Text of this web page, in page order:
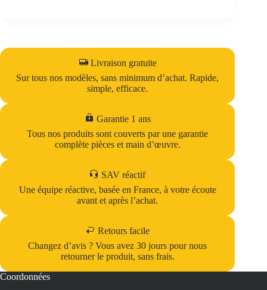
Livraison gratuite
Sur tous nos modèles, sans minimum d’achat. Rapide,
simple, efficace.
Garantie 1 ans
Tous nos produits sont couverts par une garantie
complète pièces et main d’œuvre.
SAV réactif
Une équipe réactive, basée en France, à votre écoute
avant et après l’achat.
Retours facile
Changez d’avis ? Vous avez 30 jours pour nous
retourner le produit, sans frais.
Coordonnées